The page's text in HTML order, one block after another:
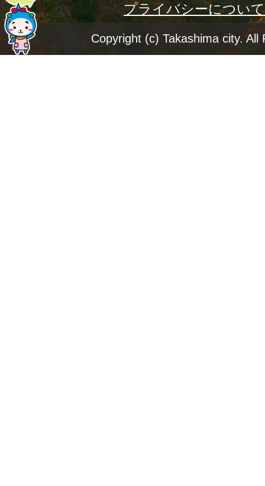
ー
ジ
プライバシーについて
Copyright (c) Takashima city. All